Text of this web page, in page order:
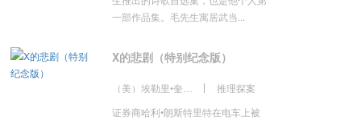
一部作品集。毛先生寓居武当...
X的悲剧（特别纪念版）
推理探案
证券商哈利•朗斯特里特在电车上被